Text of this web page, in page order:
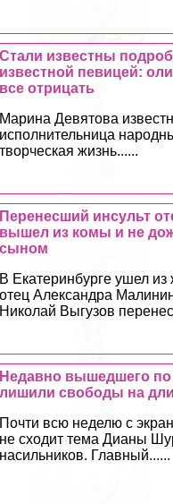
Стали известны
известной певицей:
все отрицать
Марина Девятова
исполнительница
творческая жизнь......
Перенесший инсульт
вышел из комы и не
сыном
В Екатеринбурге ушел из
отец Александра
Николай Выгузов перенес
Недавно вышедшего
лишили свободы на
Почти всю неделю с
не сходит тема Дианы
насильников. Главный......